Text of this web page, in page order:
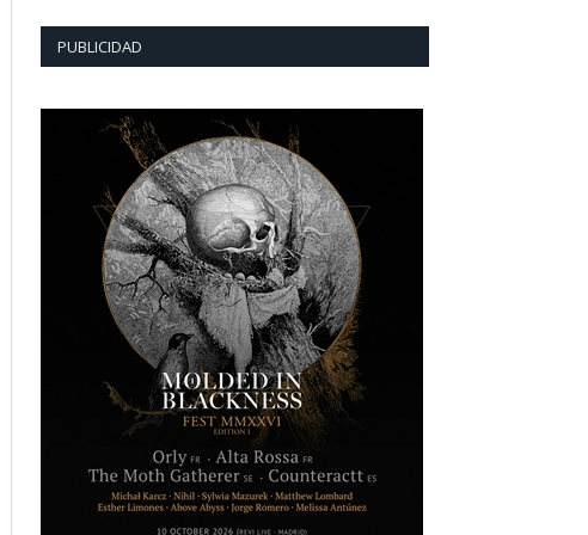
PUBLICIDAD